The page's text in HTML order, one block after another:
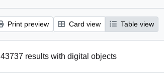
Print preview Card view Table view
43737 results with digital objects